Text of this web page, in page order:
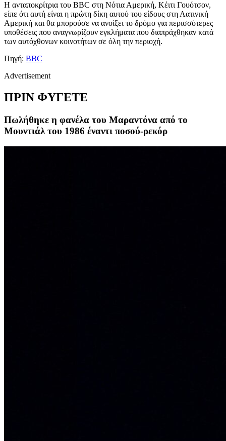
Η ανταποκρίτρια του BBC στη Νότια Αμερική, Kέιτι Γουότσον,
είπε ότι αυτή είναι η πρώτη δίκη αυτού του είδους στη Λατινική
Αμερική και θα μπορούσε να ανοίξει το δρόμο για περισσότερες
υποθέσεις που αναγνωρίζουν εγκλήματα που διαπράχθηκαν κατά
των αυτόχθονων κοινοτήτων σε όλη την περιοχή.
Πηγή: BBC
Advertisement
ΠΡΙΝ ΦΥΓΕΤΕ
Πωλήθηκε η φανέλα του Μαραντόνα από το
Μουντιάλ του 1986 έναντι ποσού-ρεκόρ